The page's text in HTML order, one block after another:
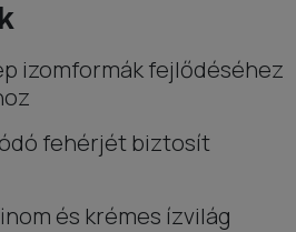
izomformák fejlődéséhez
fehérjét biztosít
és krémes ízvilág